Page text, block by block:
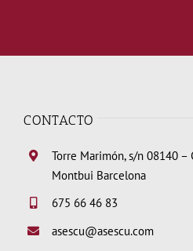
CONTACTO
Torre Marimón, s/n 08140 –
Montbui Barcelona
675 66 46 83
asescu@asescu.com